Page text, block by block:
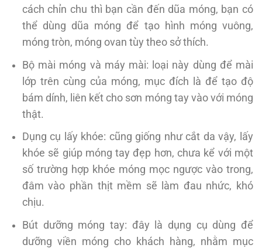
cách chỉn chu thì bạn cần đến dũa móng, bạn có
thể dùng dũa móng để tạo hình móng vuông,
móng tròn, móng ovan tùy theo sở thích.
Bộ mài móng và máy mài: loại này dùng để mài
lớp trên cùng của móng, mục đích là để tạo độ
bám dính, liên kết cho sơn móng tay vào với móng
thật.
Dụng cụ lấy khóe: cũng giống như cắt da vậy, lấy
khóe sẽ giúp móng tay đẹp hơn, chưa kể với một
số trường hợp khóe móng mọc ngược vào trong,
đâm vào phần thịt mềm sẽ làm đau nhức, khó
chịu.
Bút dưỡng móng tay: đây là dụng cụ dùng để
dưỡng viền móng cho khách hàng, nhằm mục